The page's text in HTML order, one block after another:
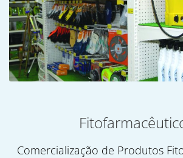
Comercialização de Produtos